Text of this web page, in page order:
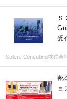
Ｓ
受
Sollers Consulting株式会
靴
ョ